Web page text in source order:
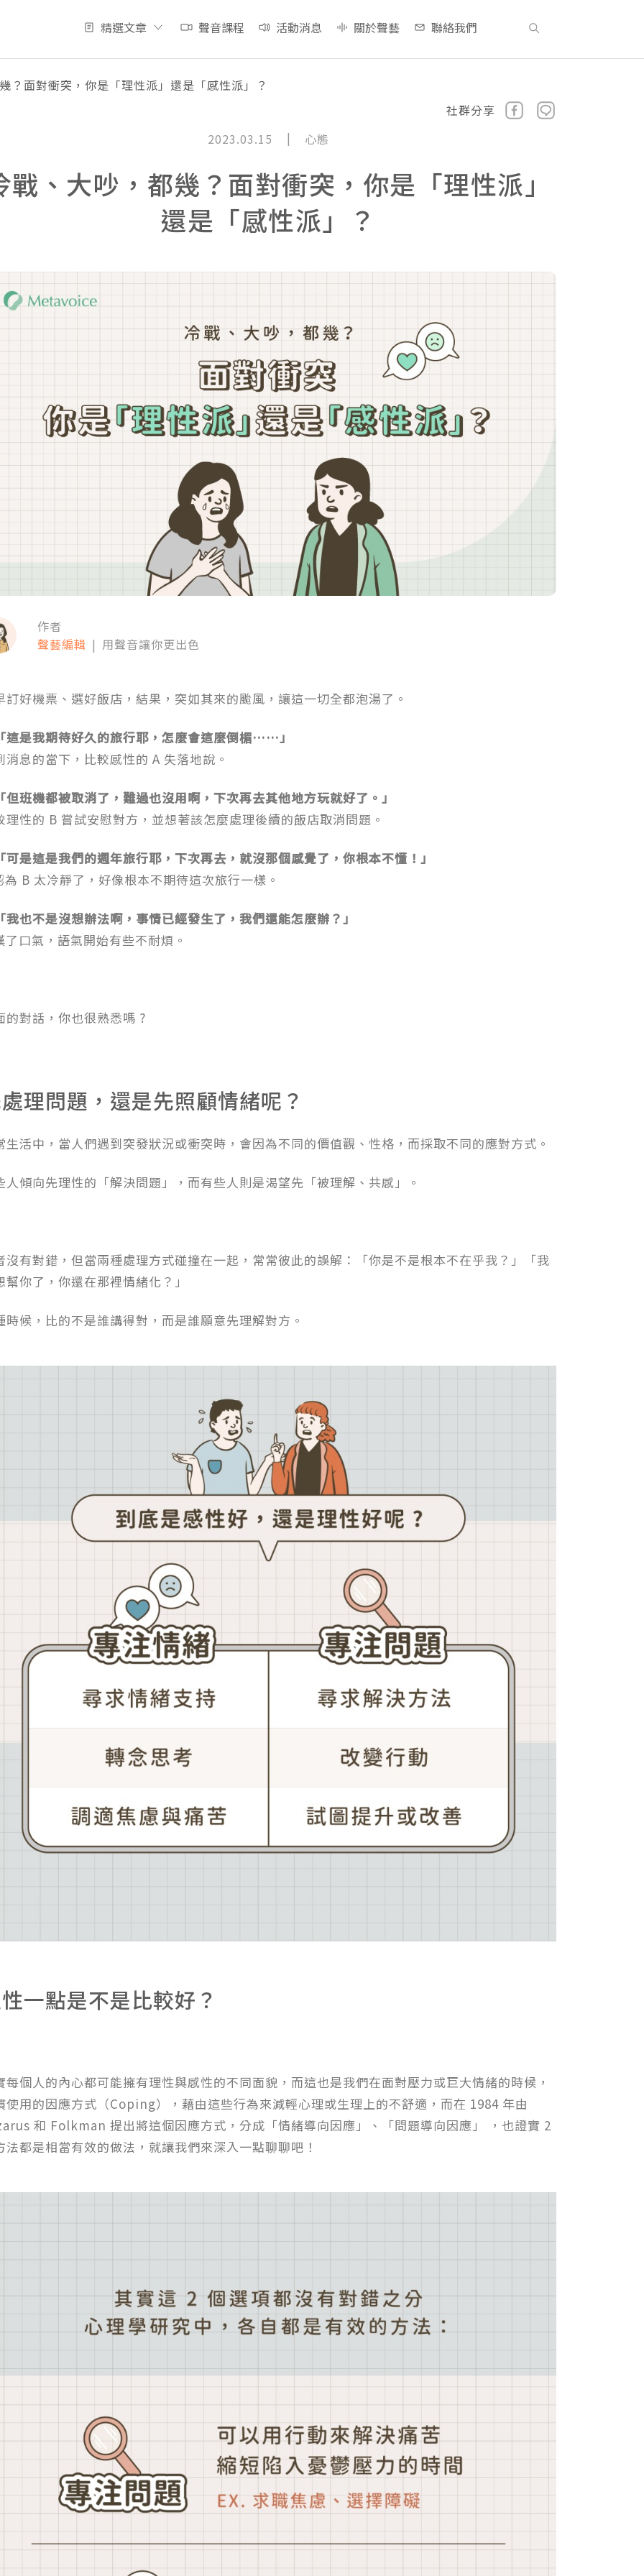
精選文章 聲音課程 活動消息 關於聲藝 聯絡我們
？面對衝突，你是「理性派」還是「感性派」？
社群分享
2023.03.15
| 心態
戰、大吵，都幾？面對衝突，你是「理性派」
還是「感性派」？
作者
聲藝編輯 | 用聲音讓你更出色
訂好機票、選好飯店，結果，突如其來的颱風，讓這一切全都泡湯了。
這是我期待好久的旅行耶，怎麼會這麼倒楣……」
消息的當下，比較感性的 A 失落地說。
但班機都被取消了，難過也沒用啊，下次再去其他地方玩就好了。」
理性的 B 嘗試安慰對方，並想著該怎麼處理後續的飯店取消問題。
可是這是我們的週年旅行耶，下次再去，就沒那個感覺了，你根本不懂！」
為 B 太冷靜了，好像根本不期待這次旅行一樣。
我也不是沒想辦法啊，事情已經發生了，我們還能怎麼辦？」
了口氣，語氣開始有些不耐煩。
的對話，你也很熟悉嗎 ?
理問題，還是先照顧情緒呢？
生活中，當人們遇到突發狀況或衝突時，會因為不同的價值觀、性格，而採取不同的應對方式。
人傾向先理性的「解決問題」，而有些人則是渴望先「被理解、共感」。
沒有對錯，但當兩種處理方式碰撞在一起，常常彼此的誤解：「你是不是根本不在乎我？」「我
幫你了，你還在那裡情緒化？」
時候，比的不是誰講得對，而是誰願意先理解對方。
一點是不是比較好？
每個人的內心都可能擁有理性與感性的不同面貌，而這也是我們在面對壓力或巨大情緒的時候，
使用的因應方式（Coping），藉由這些行為來減輕心理或生理上的不舒適，而在 1984 年由
和 Folkman 提出將這個因應方式，分成「情緒導向因應」、「問題導向因應」 ，也證實 2
法都是相當有效的做法，就讓我們來深入一點聊聊吧！